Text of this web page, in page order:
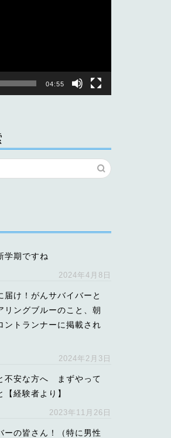
04:55
期ですね
2024年4月8日
届け！がんサバイバーと
リングブルーのこと、朝
ントランナーに掲載され
2024年2月3日
不安な方へ まずやって
経験者より】
2023年11月26日
ーの皆さん！（特に男性